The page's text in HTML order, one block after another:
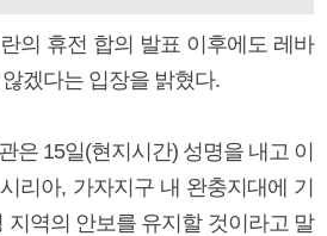
의 휴전 합의 발표 이후에도 레바
겠다는 입장을 밝혔다.
은 15일(현지시간) 성명을 내고 이
리아, 가자지구 내 완충지대에 기
지역의 안보를 유지할 것이라고 말